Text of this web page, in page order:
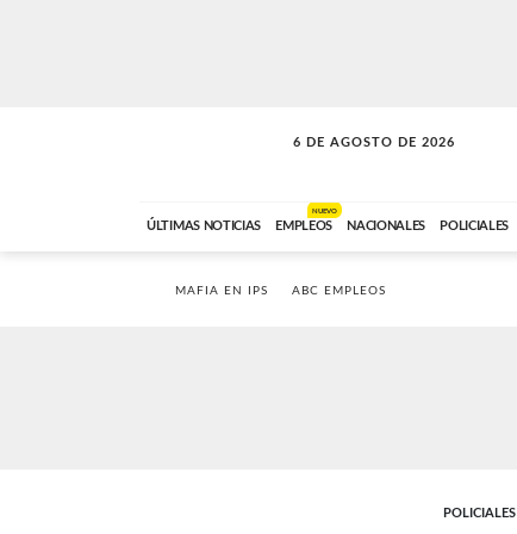
6 DE AGOSTO DE 2026
LA MOVIDA
ÚLTIMAS NOTICIAS EMPLEOS
NUEVO
NACIONALES POLICIALES
MAFIA EN IPS ABC EMPLEOS
POLICIALES